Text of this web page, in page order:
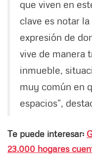
que viven en
clave es notar
expresión de
vive de manera
inmueble,
muy común en
espacios”,
Te puede interesar:
23.000 hogares